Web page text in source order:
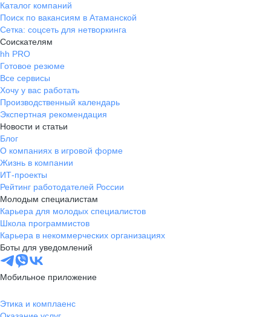
Каталог компаний
Поиск по вакансиям в Атаманской
Сетка: соцсеть для нетворкинга
Соискателям
hh PRO
Готовое резюме
Все сервисы
Хочу у вас работать
Производственный календарь
Экспертная рекомендация
Новости и статьи
Блог
О компаниях в игровой форме
Жизнь в компании
ИТ-проекты
Рейтинг работодателей России
Молодым специалистам
Карьера для молодых специалистов
Школа программистов
Карьера в некоммерческих организациях
Боты для уведомлений
Мобильное приложение
Этика и комплаенс